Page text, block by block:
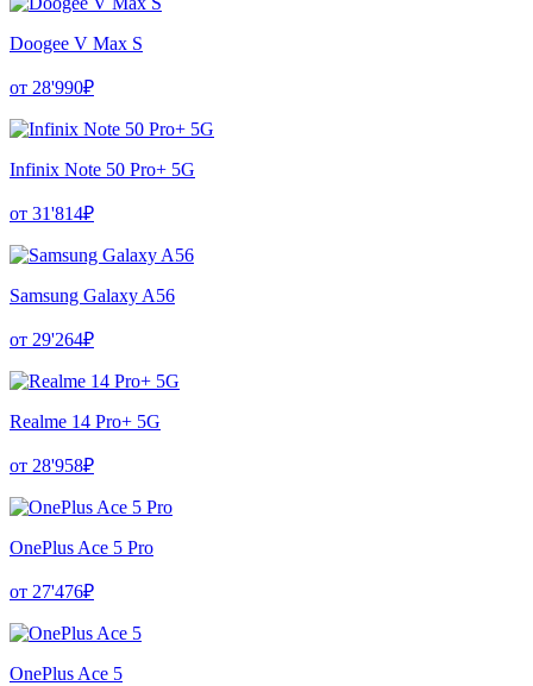
Doogee V Max S
от 28'990₽
Infinix Note 50 Pro+ 5G
от 31'814₽
Samsung Galaxy A56
от 29'264₽
Realme 14 Pro+ 5G
от 28'958₽
OnePlus Ace 5 Pro
от 27'476₽
OnePlus Ace 5